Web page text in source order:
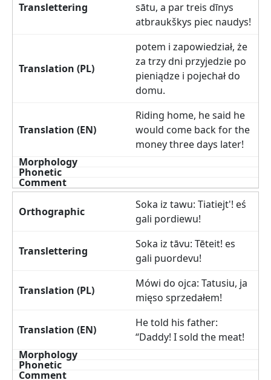
sātu, a par treis dīnys
atbraukškys piec naudys!
potem i zapowiedział, że
za trzy dni przyjedzie po
pieniądze i pojechał do
domu.
Riding home, he said he
would come back for the
money three days later!
Soka iz tawu: Tiatiejt'! eś
gali pordiewu!
Soka iz tāvu: Tēteit! es
gali puordevu!
Mówi do ojca: Tatusiu, ja
mięso sprzedałem!
He told his father:
“Daddy! I sold the meat!